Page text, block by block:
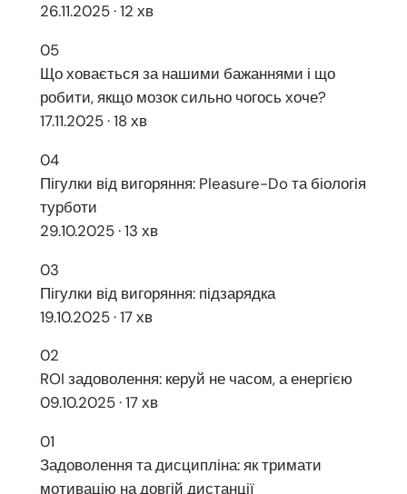
26.11.2025 · 12 хв
05
Що ховається за нашими бажаннями і що
робити, якщо мозок сильно чогось хоче?
17.11.2025 · 18 хв
04
Пігулки від вигоряння: Pleasure-Do та біологія
турботи
29.10.2025 · 13 хв
03
Пігулки від вигоряння: підзарядка
19.10.2025 · 17 хв
02
ROI задоволення: керуй не часом, а енергією
09.10.2025 · 17 хв
01
Задоволення та дисципліна: як тримати
мотивацію на довгій дистанції